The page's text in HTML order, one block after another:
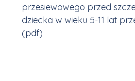
przesiewowego przed
dziecka w wieku 5-11 lat
(pdf)